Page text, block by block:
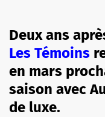
Deux ans
Les Témoins
en mars
saison avec
de luxe.